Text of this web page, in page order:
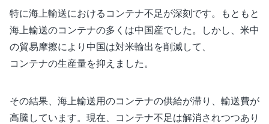
特に海上輸送におけるコンテナ不足が深刻です。もともと
海上輸送のコンテナの多くは中国産でした。しかし、米中
の貿易摩擦により中国は対米輸出を削減して、
コンテナの生産量を抑えました。
その結果、海上輸送用のコンテナの供給が滞り、輸送費が
高騰しています。現在、コンテナ不足は解消されつつあり